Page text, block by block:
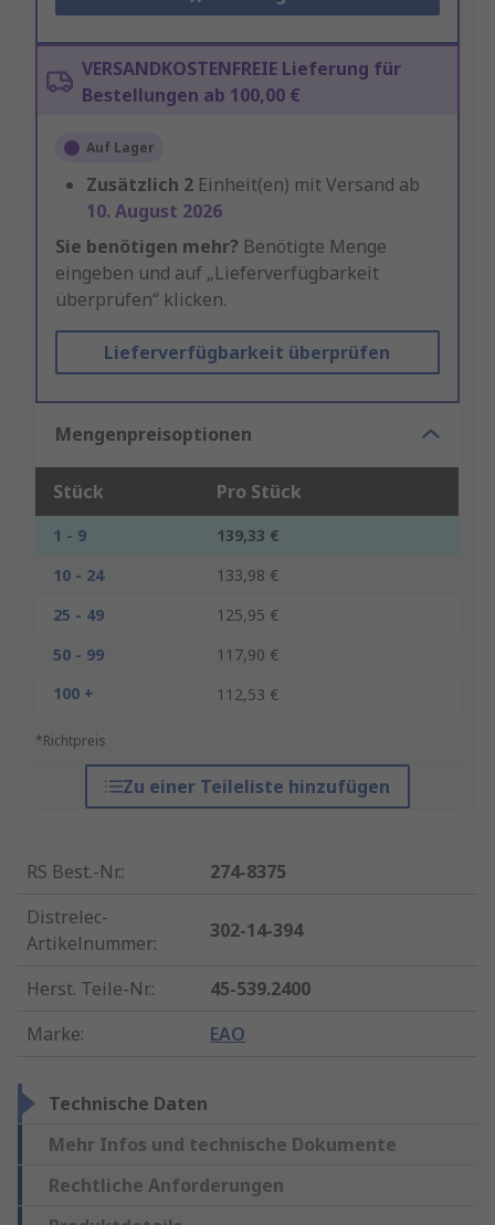
VERSANDKOSTENFREIE Lieferung für
Bestellungen ab 100,00 €
Auf Lager
Zusätzlich 2 Einheit(en) mit Versand ab
10. August 2026
Sie benötigen mehr? Benötigte Menge
eingeben und auf „Lieferverfügbarkeit
überprüfen“ klicken.
Lieferverfügbarkeit überprüfen
Mengenpreisoptionen
Stück Pro Stück
1 - 9
139,33 €
10 - 24
133,98 €
25 - 49
125,95 €
50 - 99
117,90 €
100 +
112,53 €
*Richtpreis
Zu einer Teileliste hinzufügen
RS Best.-Nr.:
274-8375
Distrelec-
Artikelnummer:
302-14-394
Herst. Teile-Nr.:
45-539.2400
Marke: EAO
Technische Daten
Mehr Infos und technische Dokumente
Rechtliche Anforderungen